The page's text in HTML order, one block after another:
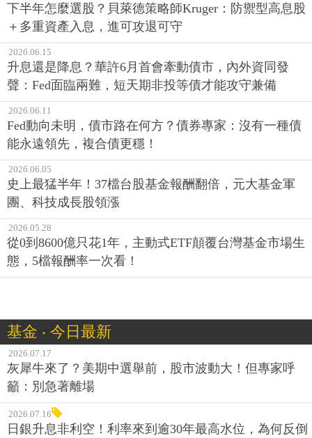
下半年怎麼選股？貝萊德策略師Kruger：防禦型高息股
＋多重資產入息，進可攻退可守
2026.06.15
升息還是降息？華許6月首會牽動債市，內外資同發
聲：Fed面臨兩難，短天期非投等債才能攻守兼備
2026.06.11
Fed動向未明，債市路在何方？債券專家：沒有一種債
能永遠領先，複合債更穩！
2026.06.05
史上最猛半年！37檔台股基金報酬翻倍，元大基金軍
團、科技成長股領漲
2026.05.28
從0到8600億只花1年，主動式ETF顛覆台灣基金市場生
態，5檔報酬率一次看！
基金 ‧ 今日最新
2026.07.17
灰犀牛來了？美期中選舉前，股市波動大！但專家呼
籲：別急著離場
2026.07.16
日銀升息非利空！利率來到逾30年最高水位，為何反倒